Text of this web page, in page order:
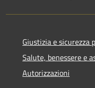
Giustizia e sicurezza
Salute, benessere e
Autorizzazioni